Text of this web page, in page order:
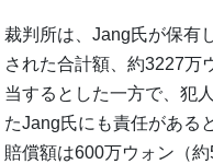
裁判所は、Jang氏が保有
された合計額、約3227万
当するとした一方で、犯
たJang氏にも責任がある
賠償額は600万ウォン（